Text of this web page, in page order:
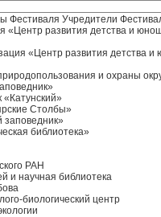
Фестиваля Учредители
«Центр развития детства и
«Центр развития детства и
и охраны
Столбы»
библиотека»
РАН
научная библиотека
биологический центр